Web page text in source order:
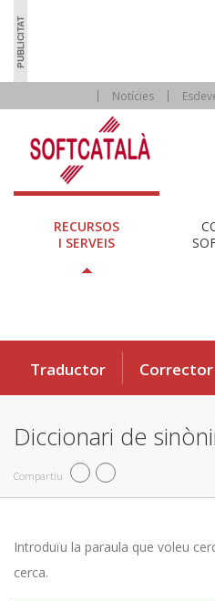
Notícies
RECURSOS
I SERVEIS
Traductor Corrector
Diccionari de
Compartiu
Introduïu la paraula que voleu
cerca.